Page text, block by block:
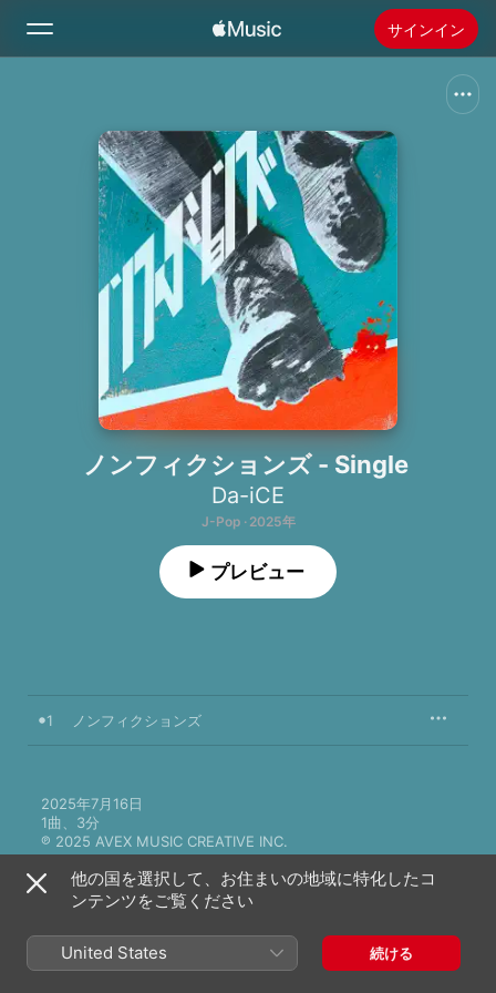
サインイン
ホーム
新着おすすめ
ラジオ
Apple Musicをインストール
ノンフィクションズ - Single
Da-iCE
J-Pop · 2025年
プレビュー
1 ノンフィクションズ
2025年7月16日
1曲、3分
℗ 2025 AVEX MUSIC CREATIVE INC.
ミュージックビデオ
他の国を選択して、お住まいの地域に特化したコ
ンテンツをご覧ください
United States 続ける